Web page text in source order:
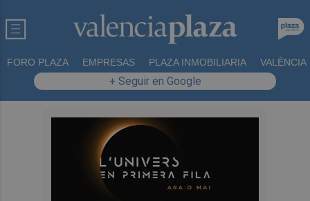
FORO PLAZA EMPRESAS PLAZA INMOBILIARIA VALÈNCIA
+ Seguir en Google